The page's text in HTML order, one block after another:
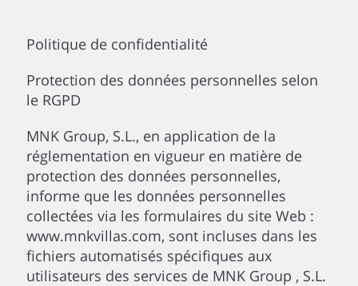
Politique de confidentialité
Protection des données personnelles selon
le RGPD
MNK Group, S.L., en application de la
réglementation en vigueur en matière de
protection des données personnelles,
informe que les données personnelles
collectées via les formulaires du site Web :
www.mnkvillas.com, sont incluses dans les
fichiers automatisés spécifiques aux
utilisateurs des services de MNK Group , S.L.